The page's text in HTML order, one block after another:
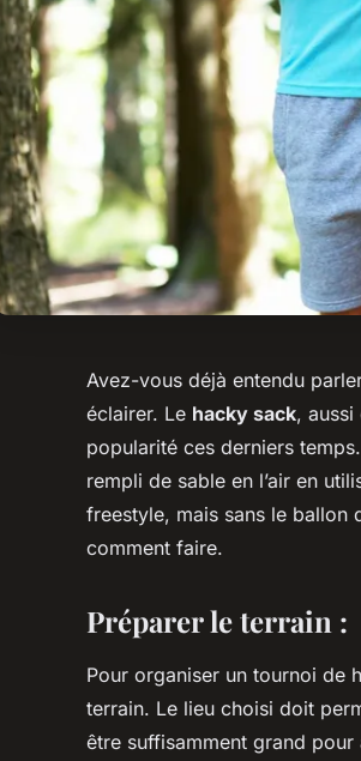
Avez-vous déjà entendu
éclairer. Le hacky sack,
popularité ces derniers
rempli de sable en l’air en
freestyle, mais sans le ballon
comment faire.
Préparer le terrain :
Pour organiser un tournoi de
terrain. Le lieu choisi doit
être suffisamment grand